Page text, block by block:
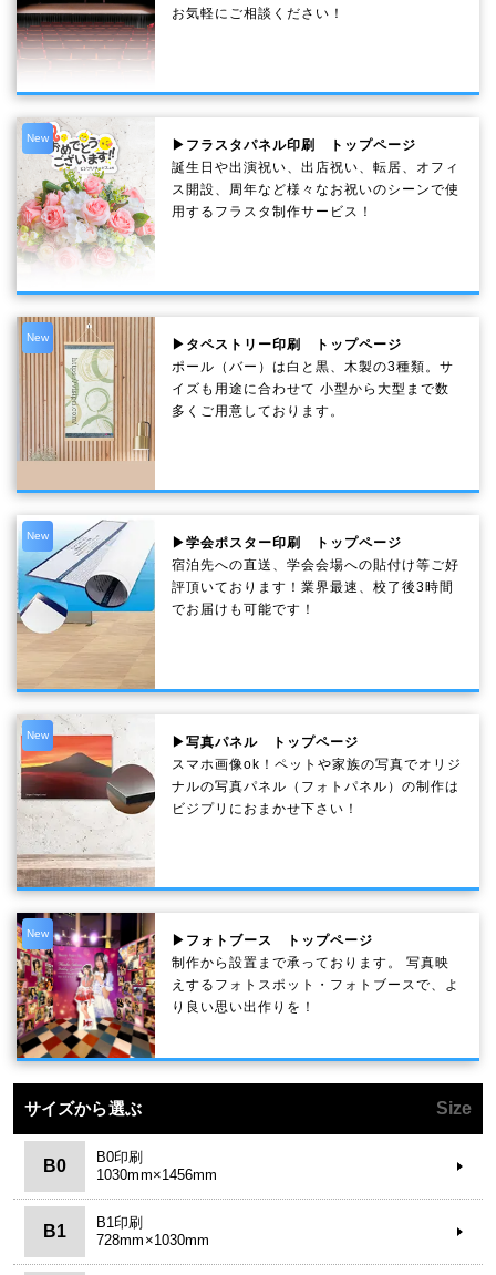
お気軽にご相談ください！
New
▶フラスタパネル印刷 トップページ
誕生日や出演祝い、出店祝い、転居、オフィ
ス開設、周年など様々なお祝いのシーンで使
用するフラスタ制作サービス！
New
▶タペストリー印刷 トップページ
ポール（バー）は白と黒、木製の3種類。サ
イズも用途に合わせて 小型から大型まで数
多くご用意しております。
New
▶学会ポスター印刷 トップページ
宿泊先への直送、学会会場への貼付け等ご好
評頂いております！業界最速、校了後3時間
でお届けも可能です！
New
▶写真パネル トップページ
スマホ画像ok！ペットや家族の写真でオリジ
ナルの写真パネル（フォトパネル）の制作は
ビジプリにおまかせ下さい！
New
▶フォトブース トップページ
制作から設置まで承っております。 写真映
えするフォトスポット・フォトブースで、よ
り良い思い出作りを！
サイズから選ぶ Size
B0
B0印刷
1030mm×1456mm
B1
B1印刷
728mm×1030mm